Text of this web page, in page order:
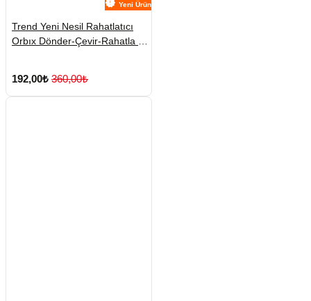
Yeni Ürün
Trend Yeni Nesil Rahatlatıcı
Orbıx Dönder-Çevir-Rahatla 1
192,00₺ 360,00₺